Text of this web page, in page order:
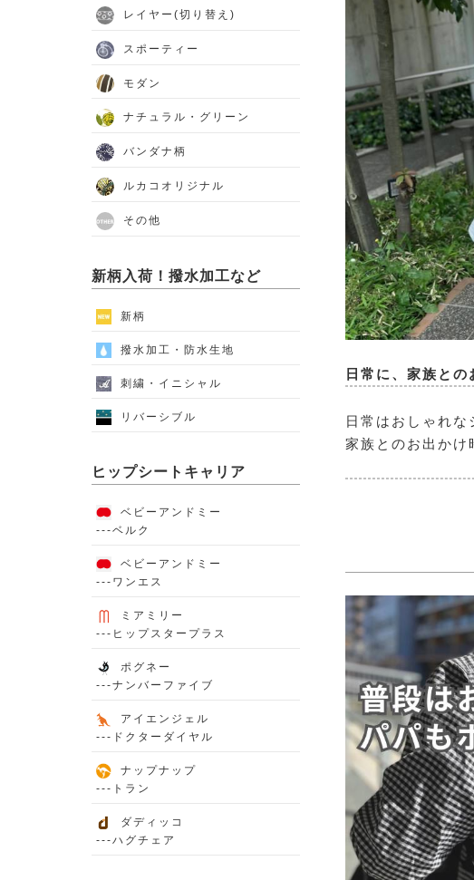
日常に、家族との
日常はおしゃれ
家族とのお出かけ
レイヤー(切り替え)
スポーティー
モダン
ナチュラル・グリーン
バンダナ柄
ルカコオリジナル
その他
新柄入荷！撥水加工など
新柄
撥水加工・防水生地
刺繍・イニシャル
リバーシブル
ヒップシートキャリア
ベビーアンドミー
---ベルク
ベビーアンドミー
---ワンエス
ミアミリー
---ヒップスタープラス
ポグネー
---ナンバーファイブ
アイエンジェル
---ドクターダイヤル
ナップナップ
---トラン
ダディッコ
---ハグチェア